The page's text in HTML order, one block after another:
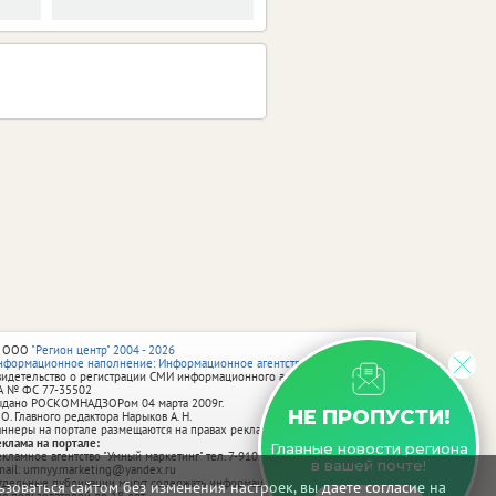
сайтом без изменения настроек, вы даете согласие на
НЕ ПРОПУСТИ!
Главные новости региона
в вашей почте!
"Регион центр" 2004 - 2026
наполнение: Информационное агентство vRossii.ru
о регистрации СМИ информационного агентства vRossii.ru
№ ФС 77‑35502
РОСКОМНАДЗОРом 04 марта 2009г.
Главного редактора Нарыков А. Н.
на портале размещаются на правах рекламы.
на портале:
агентство "Умный маркетинг" тел. 7-910-267-70-40,
umnyy.marketing@yandex.ru
публикации могут содержать информацию, не предназначенную